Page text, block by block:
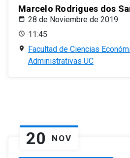
Marcelo Rodrigues dos
28 de Noviembre de 2019
11:45
Facultad de Ciencias
Administrativas UC
20 NOV